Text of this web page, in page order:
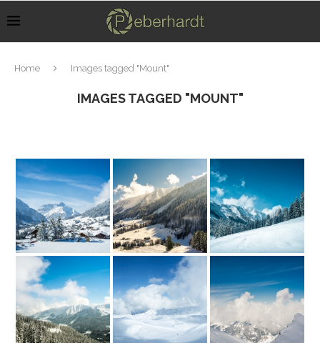
Home Images tagged "Mount"
IMAGES TAGGED "MOUNT"